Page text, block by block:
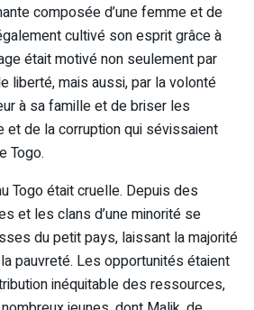
composée d’une femme et de
cultivé son esprit grâce à
était motivé non seulement par
liberté, mais aussi, par la volonté
à sa famille et de briser les
et de la corruption qui sévissaient
Togo.
Togo était cruelle. Depuis des
et les clans d’une minorité se
du petit pays, laissant la majorité
pauvreté. Les opportunités étaient
inéquitable des ressources,